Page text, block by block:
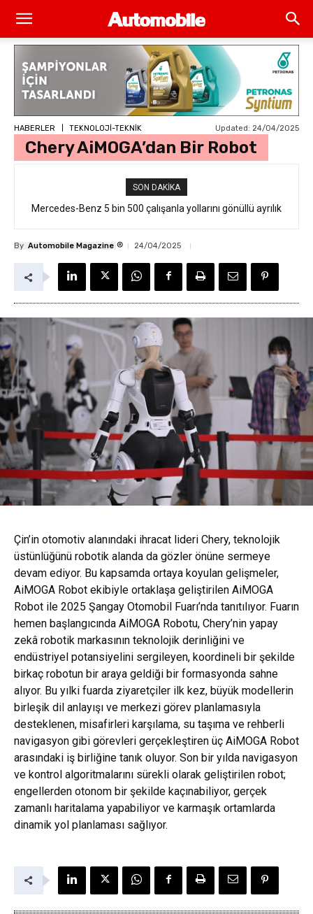
HABERLER TEKNOLOJİ-TEKNİK Updated: 24/04/2025
Chery AiMOGA’dan Bir Robot
SON DAKIKA
Mercedes-Benz 5 bin 500 çalışanla yollarını gönüllü ayrılık
By Automobile Magazine ® 24/04/2025
Çin’in otomotiv alanındaki ihracat lideri Chery, teknolojik
üstünlüğünü robotik alanda da gözler önüne sermeye
devam ediyor. Bu kapsamda ortaya koyulan gelişmeler,
AiMOGA Robot ekibiyle ortaklaşa geliştirilen AiMOGA
Robot ile 2025 Şangay Otomobil Fuarı’nda tanıtılıyor. Fuarın
hemen başlangıcında AiMOGA Robotu, Chery’nin yapay
zekâ robotik markasının teknolojik derinliğini ve
endüstriyel potansiyelini sergileyen, koordineli bir şekilde
birkaç robotun bir araya geldiği bir formasyonda sahne
alıyor. Bu yılki fuarda ziyaretçiler ilk kez, büyük modellerin
birleşik dil anlayışı ve merkezi görev planlamasıyla
desteklenen, misafirleri karşılama, su taşıma ve rehberli
navigasyon gibi görevleri gerçekleştiren üç AiMOGA Robot
arasındaki iş birliğine tanık oluyor. Son bir yılda navigasyon
ve kontrol algoritmalarını sürekli olarak geliştirilen robot;
engellerden otonom bir şekilde kaçınabiliyor, gerçek
zamanlı haritalama yapabiliyor ve karmaşık ortamlarda
dinamik yol planlaması sağlıyor.